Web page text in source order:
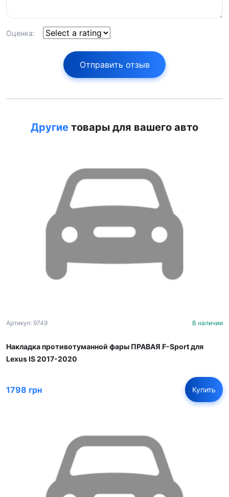
Оценка:
Отправить отзыв
Другие товары для вашего авто
Артикул: 9749 В наличии
Накладка противотуманной фары ПРАВАЯ F-Sport для
Lexus IS 2017-2020
1798 грн Купить